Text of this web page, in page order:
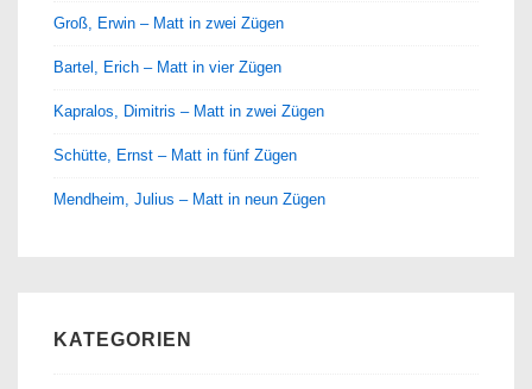
Groß, Erwin – Matt in zwei Zügen
Bartel, Erich – Matt in vier Zügen
Kapralos, Dimitris – Matt in zwei Zügen
Schütte, Ernst – Matt in fünf Zügen
Mendheim, Julius – Matt in neun Zügen
KATEGORIEN